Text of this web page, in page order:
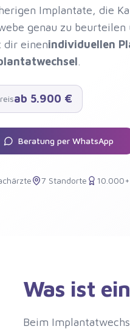
Implantate, die
genau zu
dir einenindividuellen
.
ab 5.900 €
Beratung per WhatsApp
7 Standorte
Was ist
Beim